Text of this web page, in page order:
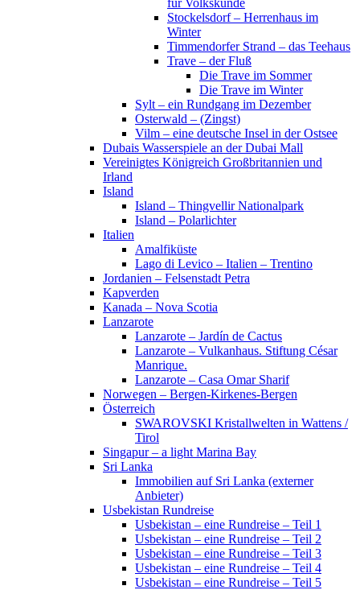
für Volkskunde
Stockelsdorf – Herrenhaus im
Winter
Timmendorfer Strand – das Teehaus
Trave – der Fluß
Die Trave im Sommer
Die Trave im Winter
Sylt – ein Rundgang im Dezember
Osterwald – (Zingst)
Vilm – eine deutsche Insel in der Ostsee
Dubais Wasserspiele an der Dubai Mall
Vereinigtes Königreich Großbritannien und
Irland
Island
Island – Thingvellir Nationalpark
Island – Polarlichter
Italien
Amalfiküste
Lago di Levico – Italien – Trentino
Jordanien – Felsenstadt Petra
Kapverden
Kanada – Nova Scotia
Lanzarote
Lanzarote – Jardín de Cactus
Lanzarote – Vulkanhaus. Stiftung César
Manrique.
Lanzarote – Casa Omar Sharif
Norwegen – Bergen-Kirkenes-Bergen
Österreich
SWAROVSKI Kristallwelten in Wattens /
Tirol
Singapur – a light Marina Bay
Sri Lanka
Immobilien auf Sri Lanka (externer
Anbieter)
Usbekistan Rundreise
Usbekistan – eine Rundreise – Teil 1
Usbekistan – eine Rundreise – Teil 2
Usbekistan – eine Rundreise – Teil 3
Usbekistan – eine Rundreise – Teil 4
Usbekistan – eine Rundreise – Teil 5